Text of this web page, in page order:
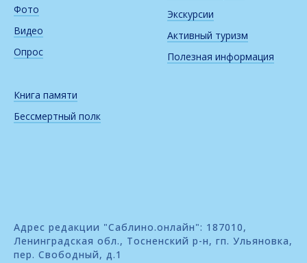
Фото
Видео
Опрос
Книга памяти
Бессмертный полк
Экскурсии
Активный туризм
Полезная информация
Адрес редакции "Саблино.онлайн": 187010,
Ленинградская обл., Тосненский р-н, гп. Ульяновка,
пер. Свободный, д.1